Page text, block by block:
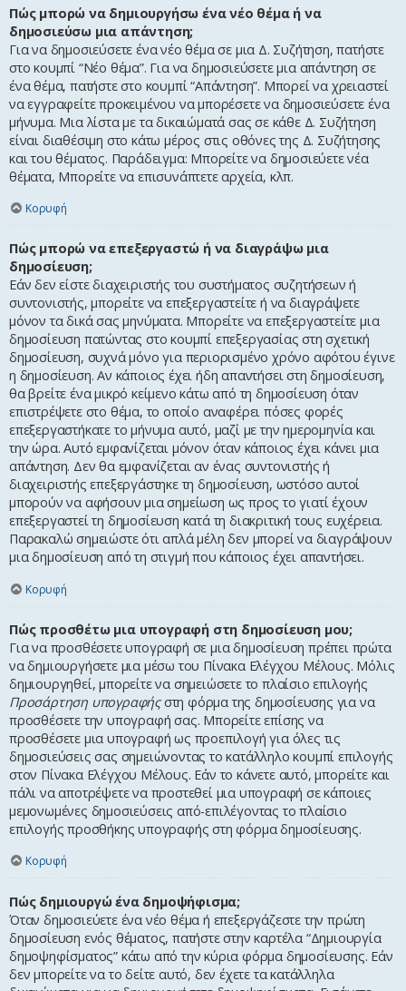
Πώς μπορώ να δημιουργήσω ένα νέο θέμα ή να
δημοσιεύσω μια απάντηση;
Για να δημοσιεύσετε ένα νέο θέμα σε μια Δ. Συζήτηση, πατήστε
στο κουμπί “Νέο θέμα”. Για να δημοσιεύσετε μια απάντηση σε
ένα θέμα, πατήστε στο κουμπί “Απάντηση”. Μπορεί να χρειαστεί
να εγγραφείτε προκειμένου να μπορέσετε να δημοσιεύσετε ένα
μήνυμα. Μια λίστα με τα δικαιώματά σας σε κάθε Δ. Συζήτηση
είναι διαθέσιμη στο κάτω μέρος στις οθόνες της Δ. Συζήτησης
και του θέματος. Παράδειγμα: Μπορείτε να δημοσιεύετε νέα
θέματα, Μπορείτε να επισυνάπτετε αρχεία, κλπ.
Κορυφή
Πώς μπορώ να επεξεργαστώ ή να διαγράψω μια
δημοσίευση;
Εάν δεν είστε διαχειριστής του συστήματος συζητήσεων ή
συντονιστής, μπορείτε να επεξεργαστείτε ή να διαγράψετε
μόνον τα δικά σας μηνύματα. Μπορείτε να επεξεργαστείτε μια
δημοσίευση πατώντας στο κουμπί επεξεργασίας στη σχετική
δημοσίευση, συχνά μόνο για περιορισμένο χρόνο αφότου έγινε
η δημοσίευση. Αν κάποιος έχει ήδη απαντήσει στη δημοσίευση,
θα βρείτε ένα μικρό κείμενο κάτω από τη δημοσίευση όταν
επιστρέψετε στο θέμα, το οποίο αναφέρει πόσες φορές
επεξεργαστήκατε το μήνυμα αυτό, μαζί με την ημερομηνία και
την ώρα. Αυτό εμφανίζεται μόνον όταν κάποιος έχει κάνει μια
απάντηση. Δεν θα εμφανίζεται αν ένας συντονιστής ή
διαχειριστής επεξεργάστηκε τη δημοσίευση, ωστόσο αυτοί
μπορούν να αφήσουν μια σημείωση ως προς το γιατί έχουν
επεξεργαστεί τη δημοσίευση κατά τη διακριτική τους ευχέρεια.
Παρακαλώ σημειώστε ότι απλά μέλη δεν μπορεί να διαγράψουν
μια δημοσίευση από τη στιγμή που κάποιος έχει απαντήσει.
Κορυφή
Πώς προσθέτω μια υπογραφή στη δημοσίευση μου;
Για να προσθέσετε υπογραφή σε μια δημοσίευση πρέπει πρώτα
να δημιουργήσετε μια μέσω του Πίνακα Ελέγχου Μέλους. Μόλις
δημιουργηθεί, μπορείτε να σημειώσετε το πλαίσιο επιλογής
Προσάρτηση υπογραφήςστη φόρμα της δημοσίευσης για να
προσθέσετε την υπογραφή σας. Μπορείτε επίσης να
προσθέσετε μια υπογραφή ως προεπιλογή για όλες τις
δημοσιεύσεις σας σημειώνοντας το κατάλληλο κουμπί επιλογής
στον Πίνακα Ελέγχου Μέλους. Εάν το κάνετε αυτό, μπορείτε και
πάλι να αποτρέψετε να προστεθεί μια υπογραφή σε κάποιες
μεμονωμένες δημοσιεύσεις από-επιλέγοντας το πλαίσιο
επιλογής προσθήκης υπογραφής στη φόρμα δημοσίευσης.
Κορυφή
Πώς δημιουργώ ένα δημοψήφισμα;
Όταν δημοσιεύετε ένα νέο θέμα ή επεξεργάζεστε την πρώτη
δημοσίευση ενός θέματος, πατήστε στην καρτέλα “Δημιουργία
δημοψηφίσματος” κάτω από την κύρια φόρμα δημοσίευσης. Εάν
δεν μπορείτε να το δείτε αυτό, δεν έχετε τα κατάλληλα